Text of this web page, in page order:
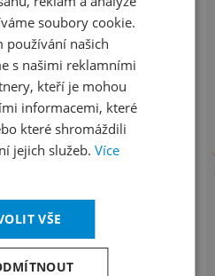
sociálních sítích
LinkedInflickr
objednávek
049 232
ENGLISH
soubory cookie.
používání našich
s našimi reklamními
kteří je mohou
informacemi, které
které shromáždili
jejich služeb. Více
VŠE